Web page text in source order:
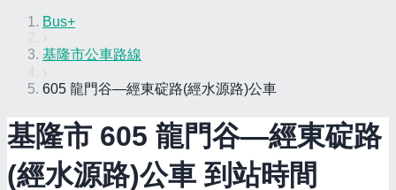
Bus+
基隆市公車路線
605 龍門谷—經東碇路(經水源路)公車
基隆市 605 龍門谷—經東碇路
(經水源路)公車 到站時間